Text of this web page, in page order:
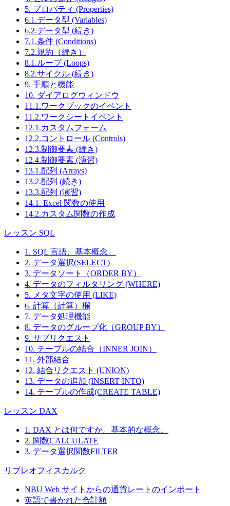
5. プロパティ (Properties)
6.1.データ型 (Variables)
6.2.データ型 (続き)
7.1.条件 (Conditions)
7.2.規約（続き）
8.1.ループ (Loops)
8.2.サイクル (続き)
9. 手順と機能
10. ダイアログウィンドウ
11.1.ワークブックのイベント
11.2.ワークシートイベント
12.1.カスタムフォーム
12.2.コントロール (Controls)
12.3.制御要素 (続き)
12.4.制御要素 (演習)
13.1.配列 (Arrays)
13.2.配列 (続き)
13.3.配列 (演習)
14.1. Excel 関数の使用
14.2.カスタム関数の作成
レッスン SQL
1. SQL 言語、基本概念。
2. データ選択(SELECT)
3. データソート（ORDER BY）
4. データのフィルタリング (WHERE)
5. メタ文字の使用 (LIKE)
6. 計算（計算）欄
7. データ処理機能
8. データのグループ化（GROUP BY）
9. サブリクエスト
10. テーブルの結合（INNER JOIN）
11. 外部結合
12. 結合リクエスト (UNION)
13. データの追加 (INSERT INTO)
14. テーブルの作成(CREATE TABLE)
レッスン DAX
1. DAX とは何ですか。基本的な概念。
2. 関数CALCULATE
3. データ選択関数FILTER
リブレオフィスカルク
NBU Web サイトからの通貨レートのインポート
英語で書かれた合計額